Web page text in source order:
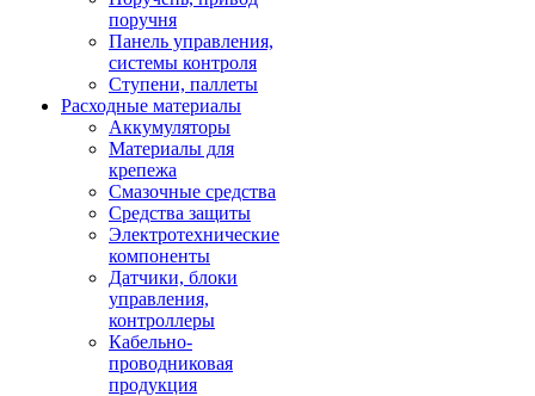
поручня
Панель управления,
системы контроля
Ступени, паллеты
Расходные материалы
Аккумуляторы
Материалы для
крепежа
Смазочные средства
Средства защиты
Электротехнические
компоненты
Датчики, блоки
управления,
контроллеры
Кабельно-
проводниковая
продукция